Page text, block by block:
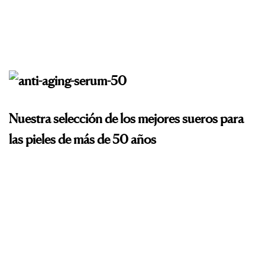
Nuestra selección de los mejores sueros para
las pieles de más de 50 años